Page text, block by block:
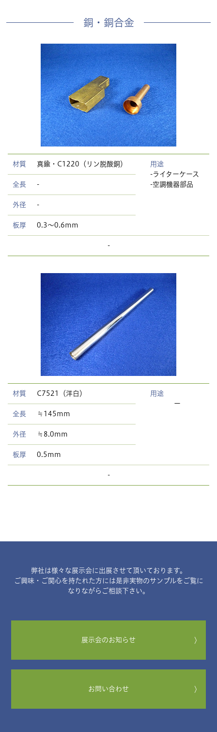
銅・銅合金
材質 真鍮・C1220（リン脱酸銅）
全長 -
外径 -
板厚 0.3〜0.6mm
用途
-ライターケース
-空調機器部品
-
材質 C7521（洋白）
全長 ≒145mm
外径 ≒8.0mm
板厚 0.5mm
用途
ー
-
弊社は様々な展示会に出展させて頂いております。
ご興味・ご関心を持たれた方には是非実物のサンプルをご覧に
なりながらご相談下さい。
展示会のお知らせ 〉
お問い合わせ 〉